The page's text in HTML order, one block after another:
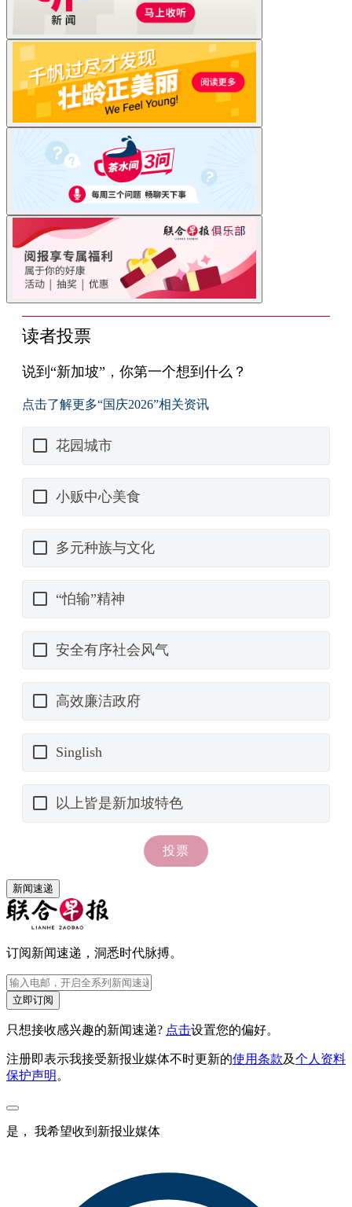
新闻速递
订阅新闻速递，洞悉时代脉搏。
立即订阅
只想接收感兴趣的新闻速递? 点击设置您的偏好。
注册即表示我接受新报业媒体不时更新的使用条款及个人资料
保护声明 。
是， 我希望收到新报业媒体